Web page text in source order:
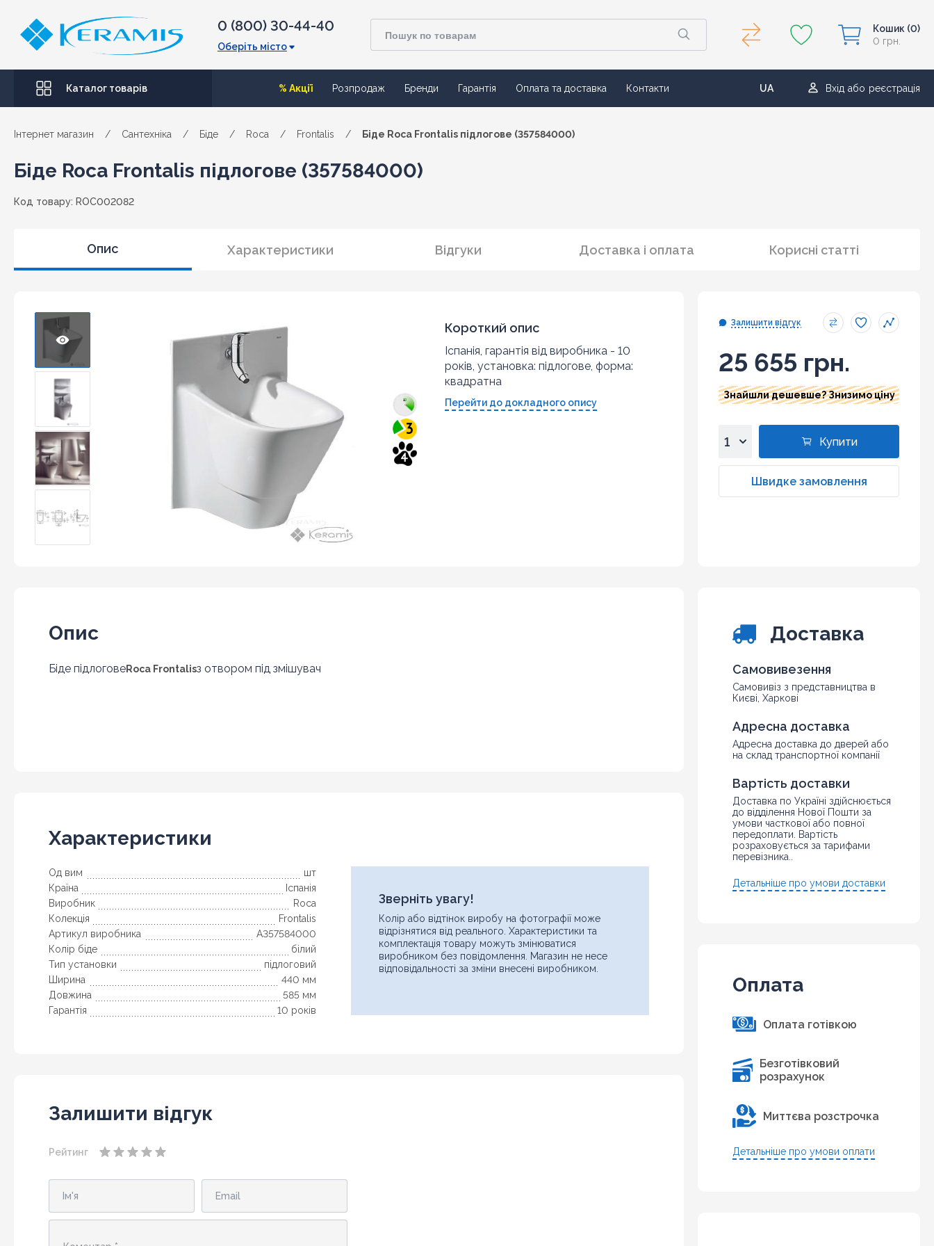
0 (800) 30-44-40
Оберіть місто
Кошик (0)
0 грн.
Каталог товарів % Акції Розпродаж Бренди Гарантія Оплата та доставка Контакти
UA
RU
Вхід або реєстрація
Інтернет магазин / Сантехніка / Біде / Roca / Frontalis / Біде Roca Frontalis підлогове (357584000)
Біде Roca Frontalis підлогове (357584000)
Код товару: ROC002082
Опис Характеристики Відгуки Доставка і оплата Корисні статті
3
4
Короткий опис
Іспанія, гарантія від виробника - 10
років, установка: підлогове, форма:
квадратна
Перейти до докладного опису
Залишити відгук
25 655 грн.
Знайшли дешевше? Знизимо ціну
3
Купити
Швидке замовлення
Опис
Біде підлоговеRoca Frontalisз отвором під змішувач
Характеристики
Од вим
шт
Країна
Іспанія
Виробник
Roca
Колекція
Frontalis
Артикул виробника
A357584000
Колір біде
білий
Тип установки
підлоговий
Ширина
440 мм
Довжина
585 мм
Гарантія
10 років
Зверніть увагу!
Колір або відтінок виробу на фотографії може
відрізнятися від реального. Характеристики та
комплектація товару можуть змінюватися
виробником без повідомлення. Магазин не несе
відповідальності за зміни внесені виробником.
Залишити відгук
Рейтинг
Доставка
Самовивезення
Самовивіз з представництва в
Києві, Харкові
Адресна доставка
Адресна доставка до дверей або
на склад транспортної компанії
Вартість доставки
Доставка по Україні здійснюється
до відділення Нової Пошти за
умови часткової або повної
передоплати. Вартість
розраховується за тарифами
перевізника..
Детальніше про умови доставки
Оплата
Оплата готівкою
Безготівковий
розрахунок
Миттєва розстрочка
Детальніше про умови оплати
Знайшли дешевше?
Шановні клієнти нашого магазину! Якщо ви блукаючи по
інтернету знайшли ціну потрібного Вам товару дешевше ніж у
нас ... дайте нам знати, і ми будемо раді запропонувати вигіднішу
для Вас ціну (за умови, що товар даної моделі повинен бути у